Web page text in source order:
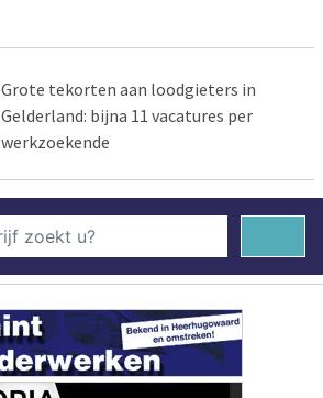
Grote tekorten aan loodgieters in
Gelderland: bijna 11 vacatures per
werkzoekende